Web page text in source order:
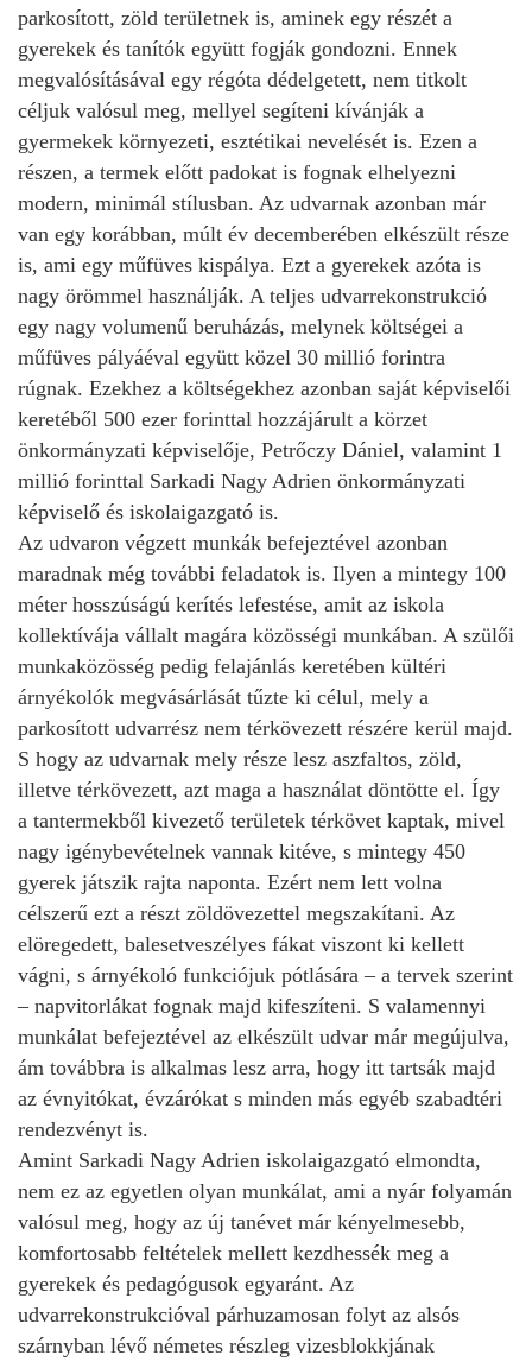
parkosított, zöld területnek is, aminek egy részét a
gyerekek és tanítók együtt fogják gondozni. Ennek
megvalósításával egy régóta dédelgetett, nem titkolt
céljuk valósul meg, mellyel segíteni kívánják a
gyermekek környezeti, esztétikai nevelését is. Ezen a
részen, a termek előtt padokat is fognak elhelyezni
modern, minimál stílusban. Az udvarnak azonban már
van egy korábban, múlt év decemberében elkészült része
is, ami egy műfüves kispálya. Ezt a gyerekek azóta is
nagy örömmel használják. A teljes udvarrekonstrukció
egy nagy volumenű beruházás, melynek költségei a
műfüves pályáéval együtt közel 30 millió forintra
rúgnak. Ezekhez a költségekhez azonban saját képviselői
keretéből 500 ezer forinttal hozzájárult a körzet
önkormányzati képviselője, Petrőczy Dániel, valamint 1
millió forinttal Sarkadi Nagy Adrien önkormányzati
képviselő és iskolaigazgató is.
Az udvaron végzett munkák befejeztével azonban
maradnak még további feladatok is. Ilyen a mintegy 100
méter hosszúságú kerítés lefestése, amit az iskola
kollektívája vállalt magára közösségi munkában. A szülői
munkaközösség pedig felajánlás keretében kültéri
árnyékolók megvásárlását tűzte ki célul, mely a
parkosított udvarrész nem térkövezett részére kerül majd.
S hogy az udvarnak mely része lesz aszfaltos, zöld,
illetve térkövezett, azt maga a használat döntötte el. Így
a tantermekből kivezető területek térkövet kaptak, mivel
nagy igénybevételnek vannak kitéve, s mintegy 450
gyerek játszik rajta naponta. Ezért nem lett volna
célszerű ezt a részt zöldövezettel megszakítani. Az
elöregedett, balesetveszélyes fákat viszont ki kellett
vágni, s árnyékoló funkciójuk pótlására – a tervek szerint
– napvitorlákat fognak majd kifeszíteni. S valamennyi
munkálat befejeztével az elkészült udvar már megújulva,
ám továbbra is alkalmas lesz arra, hogy itt tartsák majd
az évnyitókat, évzárókat s minden más egyéb szabadtéri
rendezvényt is.
Amint Sarkadi Nagy Adrien iskolaigazgató elmondta,
nem ez az egyetlen olyan munkálat, ami a nyár folyamán
valósul meg, hogy az új tanévet már kényelmesebb,
komfortosabb feltételek mellett kezdhessék meg a
gyerekek és pedagógusok egyaránt. Az
udvarrekonstrukcióval párhuzamosan folyt az alsós
szárnyban lévő németes részleg vizesblokkjának